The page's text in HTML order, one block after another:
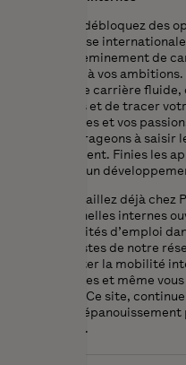
Avec nous, débloquez des
qu’entreprise
offrir un cheminement de
passions et à vos
évolution de carrière
divers rôles et de tracer
compétences et vos
vous encourageons à
correspondent. Finies les
embrassez un
Si vous travaillez déjà
professionnelles internes
d’opportunités d’emploi
tous les postes de notre
expérimenter la mobilité
compétences et même
inexplorés. Ce site,
d’obtenir
recherchez.